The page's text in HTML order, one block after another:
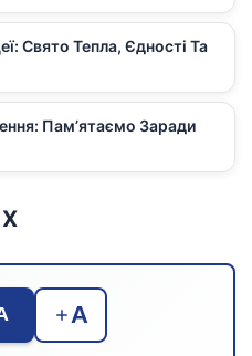
Свято Тепла, Єдності Та
Пам’ятаємо Заради
A